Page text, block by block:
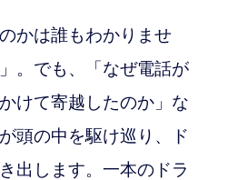
かは誰もわかりませ
。でも、「なぜ電話が
けて寄越したのか」な
頭の中を駆け巡り、ド
出します。一本のドラ